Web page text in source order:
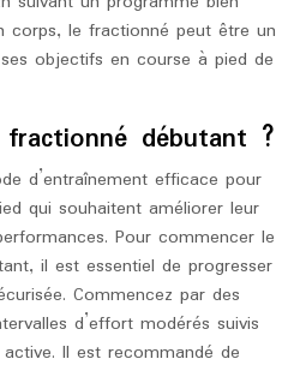
le fractionné peut être un
objectifs en course à pied de
débutant ?
d’entraînement efficace pour
qui souhaitent améliorer leur
Pour commencer le
il est essentiel de progresser
Commencez par des
d’effort modérés suivis
Il est recommandé de